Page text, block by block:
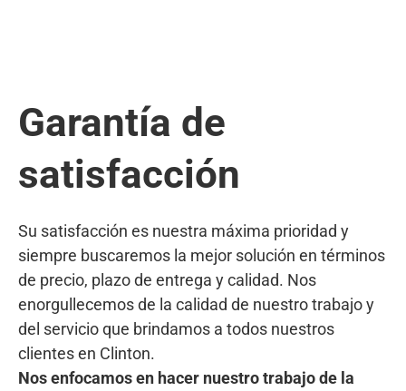
Garantía de
satisfacción
Su satisfacción es nuestra máxima prioridad y
siempre buscaremos la mejor solución en términos
de precio, plazo de entrega y calidad. Nos
enorgullecemos de la calidad de nuestro trabajo y
del servicio que brindamos a todos nuestros
clientes en Clinton.
Nos enfocamos en hacer nuestro trabajo de la